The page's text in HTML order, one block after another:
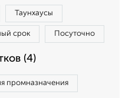
Таунхаусы
срок Посуточно
(4)
промназначения